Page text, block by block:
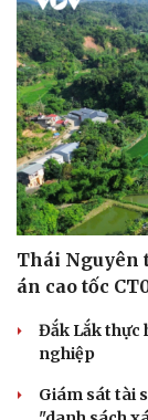
Thái Nguyên
án cao tốc
Đắk Lắk thực
nghiệp
Giám sát tài